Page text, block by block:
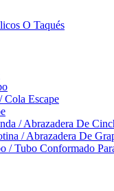
O Taqués
Cola Escape
/ Abrazadera De
/ Abrazadera De
/ Tubo Conformado